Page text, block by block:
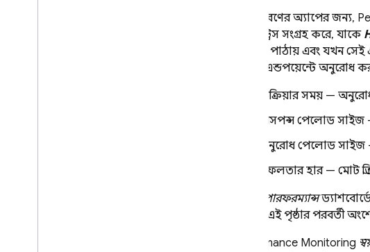
সকল ধরণের অ্যাপের জন্য,
একটি ট্রেস সংগ্রহ করে, যাকে
অনুরোধ পাঠায় এবং যখন সেই
কোনো এন্ডপয়েন্টে অনুরোধ
প্রতিক্রিয়ার সময় —
রেসপন্স পেলোড সাইজ
অনুরোধ পেলোড সাইজ
সফলতার হার — মোট
পারফরম্যান্স
পারেন (এই পৃষ্ঠার পরবর্তী
Performance Monitoring